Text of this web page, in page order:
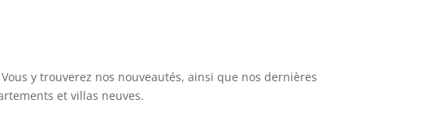
y trouverez nos nouveautés, ainsi que nos dernières
et villas neuves.